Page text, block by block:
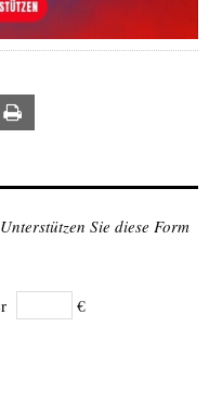
Sie diese Form
€